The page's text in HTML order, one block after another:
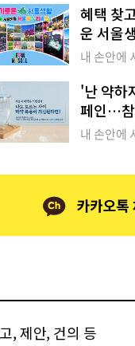
혜택 찾
운 서울
내 손안에
'난 약하
페인…참
내 손안에
, 제안, 건의 등